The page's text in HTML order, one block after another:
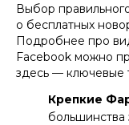
Выбор
о бесплатных
Подробнее про
Facebook можно
здесь — ключевые
Крепкие
большинства